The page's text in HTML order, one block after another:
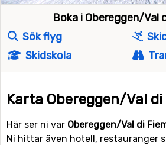
Boka i Obereggen/Val
Sök flyg
Skidskola
Karta Obereggen/Val di
Här ser ni var Obereggen/Val di
Ni hittar även hotell, restauranger